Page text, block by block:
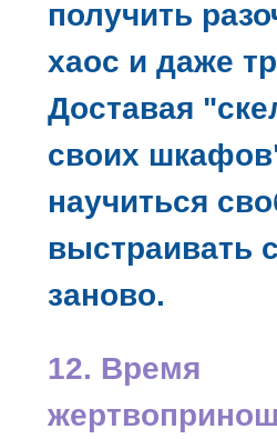
получить
хаос и даже
Доставая
своих
научиться
выстраивать
заново.
12. Время